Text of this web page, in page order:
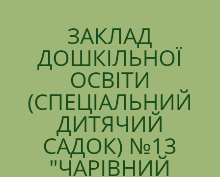
ЗАКЛАД
ДОШКІЛЬНОЇ
ОСВІТИ
(СПЕЦІАЛЬНИЙ
ДИТЯЧИЙ
САДОК) №13
"ЧАРІВНИЙ